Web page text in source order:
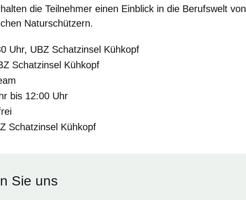
die Teilnehmer einen Einblick in die Berufswelt von
Naturschützern.
Uhr, UBZ Schatzinsel Kühkopf
Schatzinsel Kühkopf
Uhr bis 12:00 Uhr
Schatzinsel Kühkopf
Sie uns